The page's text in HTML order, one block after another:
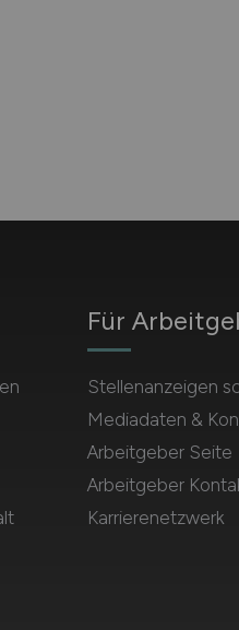
Für
Stellenanzeigen
Mediadaten &
Arbeitgeber Seite
Arbeitgeber
Karrierenetzwerk